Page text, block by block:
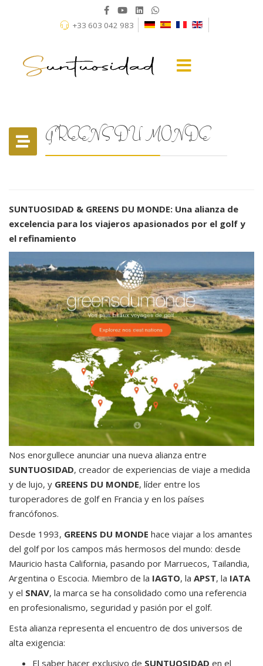
+33 603 042 983
GREENS DU MONDE
SUNTUOSIDAD & GREENS DU MONDE: Una alianza de
excelencia para los viajeros apasionados por el golf y
el refinamiento
Nos enorgullece anunciar una nueva alianza entre
SUNTUOSIDAD, creador de experiencias de viaje a medida
y de lujo, y GREENS DU MONDE, líder entre los
turoperadores de golf en Francia y en los países
francófonos.
Desde 1993, GREENS DU MONDE hace viajar a los amantes
del golf por los campos más hermosos del mundo: desde
Mauricio hasta California, pasando por Marruecos, Tailandia,
Argentina o Escocia. Miembro de la IAGTO, la APST, la IATA
y el SNAV, la marca se ha consolidado como una referencia
en profesionalismo, seguridad y pasión por el golf.
Esta alianza representa el encuentro de dos universos de
alta exigencia:
El saber hacer exclusivo de SUNTUOSIDAD en el